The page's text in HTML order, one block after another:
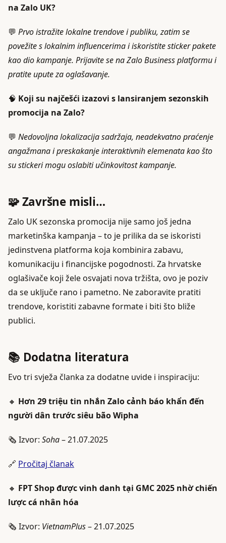
na Zalo UK?
💬 Prvo istražite lokalne trendove i publiku, zatim se
povežite s lokalnim influencerima i iskoristite sticker pakete
kao dio kampanje. Prijavite se na Zalo Business platformu i
pratite upute za oglašavanje.
🧠 Koji su najčešći izazovi s lansiranjem sezonskih
promocija na Zalo?
💬 Nedovoljna lokalizacija sadržaja, neadekvatno praćenje
angažmana i preskakanje interaktivnih elemenata kao što
su stickeri mogu oslabiti učinkovitost kampanje.
🧩 Završne misli…
Zalo UK sezonska promocija nije samo još jedna
marketinška kampanja – to je prilika da se iskoristi
jedinstvena platforma koja kombinira zabavu,
komunikaciju i financijske pogodnosti. Za hrvatske
oglašivače koji žele osvajati nova tržišta, ovo je poziv
da se uključe rano i pametno. Ne zaboravite pratiti
trendove, koristiti zabavne formate i biti što bliže
publici.
📚 Dodatna literatura
Evo tri svježa članka za dodatne uvide i inspiraciju:
🔸 Hơn 29 triệu tin nhắn Zalo cảnh báo khẩn đến
người dân trước siêu bão Wipha
🗞️ Izvor: Soha– 21.07.2025
🔗 Pročitaj članak
🔸 FPT Shop được vinh danh tại GMC 2025 nhờ chiến
lược cá nhân hóa
🗞️ Izvor: VietnamPlus– 21.07.2025